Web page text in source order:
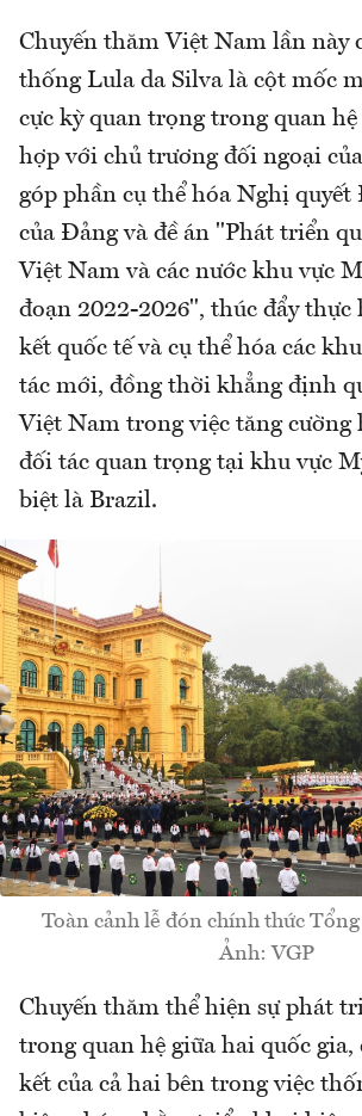
Chuyến thăm Việt Nam lần này
thống Lula da Silva là cột mốc
cực kỳ quan trọng trong quan
hợp với chủ trương đối ngoại
góp phần cụ thể hóa Nghị
của Đảng và đề án "Phát triển
Việt Nam và các nước khu vực
đoạn 2022-2026", thúc đẩy thực
kết quốc tế và cụ thể hóa các
tác mới, đồng thời khẳng định
Việt Nam trong việc tăng cường
đối tác quan trọng tại khu vực
biệt là Brazil.
Toàn cảnh lễ đón chính thức
Ảnh: VGP
Chuyến thăm thể hiện sự phát
trong quan hệ giữa hai quốc gia,
kết của cả hai bên trong việc